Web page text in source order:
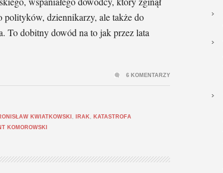
dziennikarzy, ale także do
To dobitny dowód na to jak przez lata
KWIATKOWSKI , IRAK , KATASTROFA
KOMOROWSKI
6 KOMENTARZY